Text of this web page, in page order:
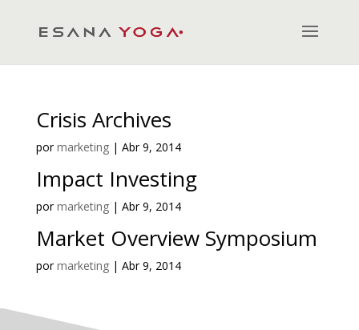
Crisis Archives
pormarketing| Abr 9, 2014
Impact Investing
pormarketing| Abr 9, 2014
Market Overview Symposium
pormarketing| Abr 9, 2014